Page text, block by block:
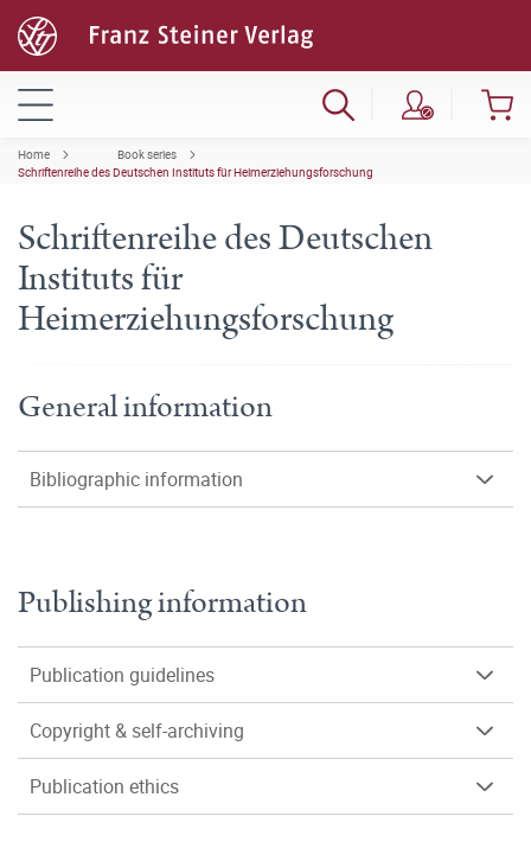
Home
Book series
Schriftenreihe des Deutschen Instituts für Heimerziehungsforschung
Schriftenreihe des Deutschen
Instituts für
Heimerziehungsforschung
General information
Bibliographic information
Publishing information
Publication guidelines
Copyright & self-archiving
Publication ethics